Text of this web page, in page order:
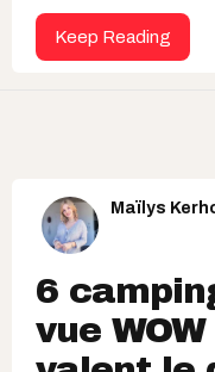
Keep Reading
Maïlys
6
vue